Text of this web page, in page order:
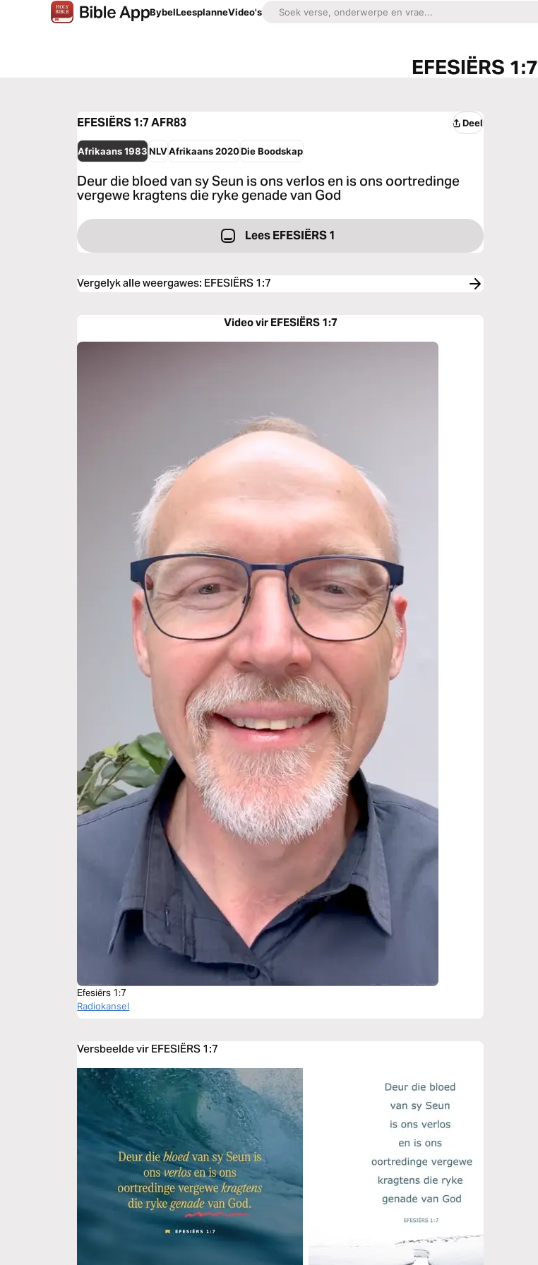
BybelLeesplanneVideo's
EFESIËRS 1:7
EFESIËRS 1:7 AFR83 Deel
Afrikaans 1983 NLVAfrikaans 2020Die Boodskap
Deur die bloed van sy Seun is ons verlos en is ons oortredinge
vergewe kragtens die ryke genade van God
Lees EFESIËRS 1
Vergelyk alle weergawes: EFESIËRS 1:7
Video vir EFESIËRS 1:7
Efesiërs 1:7
Radiokansel
Versbeelde vir EFESIËRS 1:7